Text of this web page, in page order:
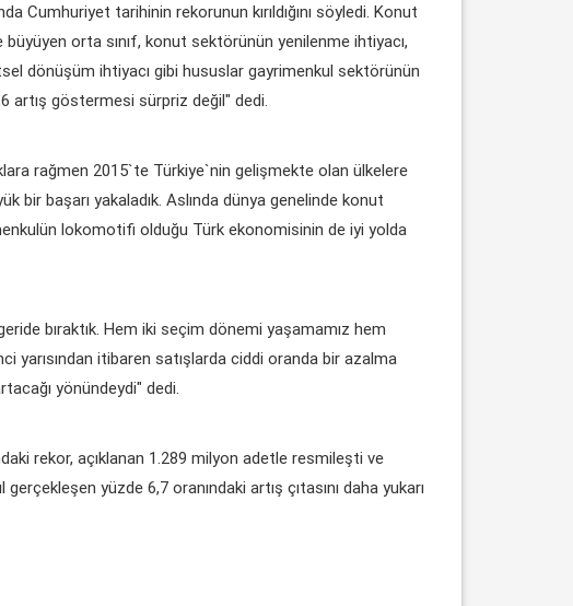
Cumhuriyet tarihinin rekorunun kırıldığını söyledi. Konut
orta sınıf, konut sektörünün yenilenme ihtiyacı,
dönüşüm ihtiyacı gibi hususlar gayrimenkul sektörünün
artış göstermesi sürpriz değil" dedi.
rağmen 2015`te Türkiye`nin gelişmekte olan ülkelere
bir başarı yakaladık. Aslında dünya genelinde konut
lokomotifi olduğu Türk ekonomisinin de iyi yolda
bıraktık. Hem iki seçim dönemi yaşamamız hem
yarısından itibaren satışlarda ciddi oranda bir azalma
yönündeydi" dedi.
rekor, açıklanan 1.289 milyon adetle resmileşti ve
yüzde 6,7 oranındaki artış çıtasını daha yukarı